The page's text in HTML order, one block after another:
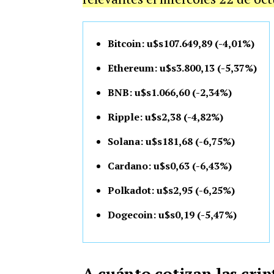
Bitcoin: u$s107.649,89 (-4,01%)
Ethereum: u$s3.800,13 (-5,37%)
BNB: u$s1.066,60 (-2,34%)
Ripple: u$s2,38 (-4,82%)
Solana: u$s181,68 (-6,75%)
Cardano: u$s0,63 (-6,43%)
Polkadot: u$s2,95 (-6,25%)
Dogecoin: u$s0,19 (-5,47%)